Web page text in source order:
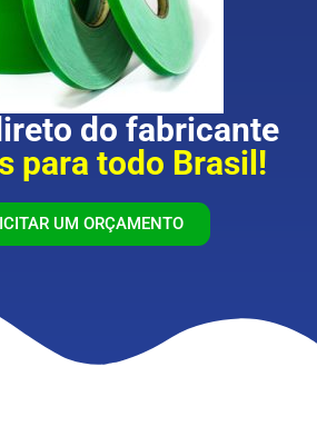
do fabricante
para todo Brasil!
UM ORÇAMENTO